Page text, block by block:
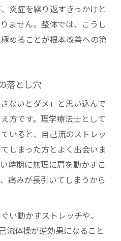
炎症を繰り返すきっかけと
ません。整体では、こうし
めることが根本改善への第
落とし穴
ないとダメ」と思い込んで
方です。理学療法士として
いると、自己流のストレッ
しまった方とよく出会いま
時期に無理に肩を動かすこ
痛みが長引いてしまうから
い動かすストレッチや、
流体操が逆効果になること